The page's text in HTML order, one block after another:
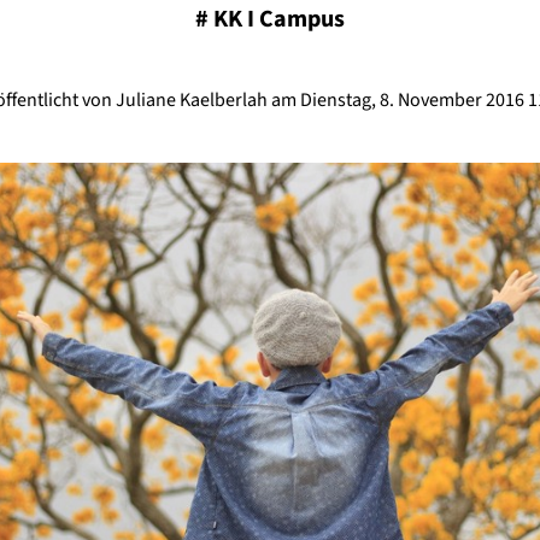
# KK I Campus
von Juliane Kaelberlah am Dienstag, 8. November 2016